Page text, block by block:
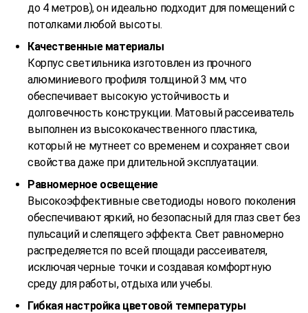
до 4 метров), он идеально подходит для помещений с
потолками любой высоты.
Качественные материалы
Корпус светильника изготовлен из прочного
алюминиевого профиля толщиной 3 мм, что
обеспечивает высокую устойчивость и
долговечность конструкции. Матовый рассеиватель
выполнен из высококачественного пластика,
который не мутнеет со временем и сохраняет свои
свойства даже при длительной эксплуатации.
Равномерное освещение
Высокоэффективные светодиоды нового поколения
обеспечивают яркий, но безопасный для глаз свет без
пульсаций и слепящего эффекта. Свет равномерно
распределяется по всей площади рассеивателя,
исключая черные точки и создавая комфортную
среду для работы, отдыха или учебы.
Гибкая настройка цветовой температуры